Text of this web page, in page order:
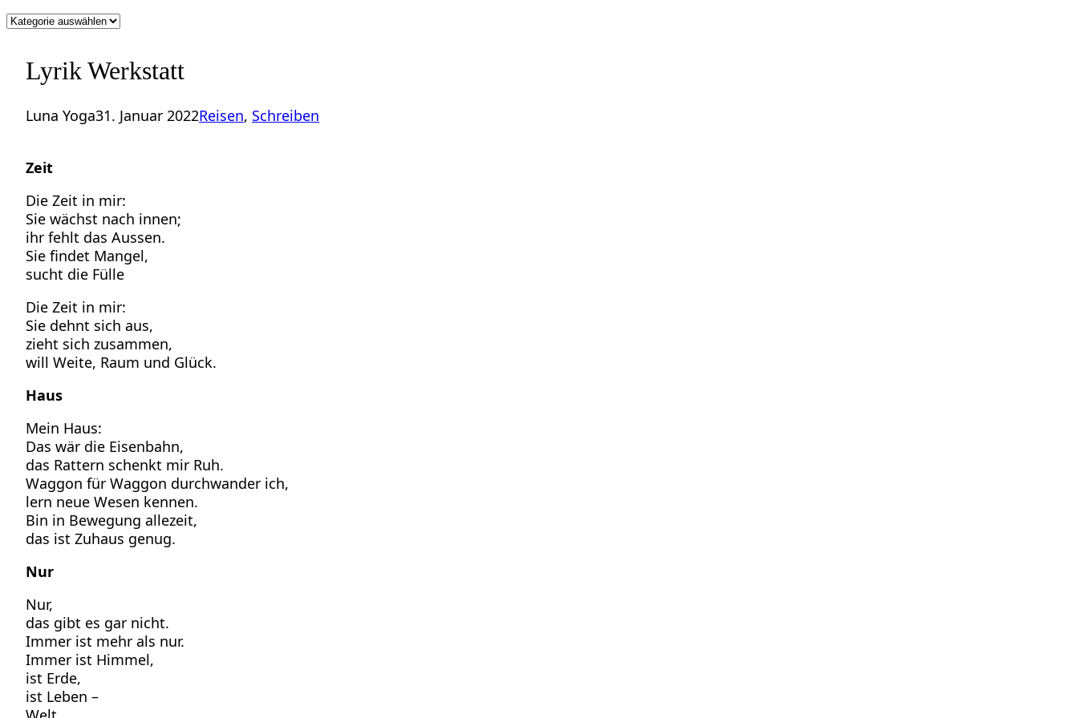
Kategorien
Lyrik Werkstatt
Luna Yoga31. Januar 2022Reisen, Schreiben
Zeit
Die Zeit in mir:
Sie wächst nach innen;
ihr fehlt das Aussen.
Sie findet Mangel,
sucht die Fülle
Die Zeit in mir:
Sie dehnt sich aus,
zieht sich zusammen,
will Weite, Raum und Glück.
Haus
Mein Haus:
Das wär die Eisenbahn,
das Rattern schenkt mir Ruh.
Waggon für Waggon durchwander ich,
lern neue Wesen kennen.
Bin in Bewegung allezeit,
das ist Zuhaus genug.
Nur
Nur,
das gibt es gar nicht.
Immer ist mehr als nur.
Immer ist Himmel,
ist Erde,
ist Leben –